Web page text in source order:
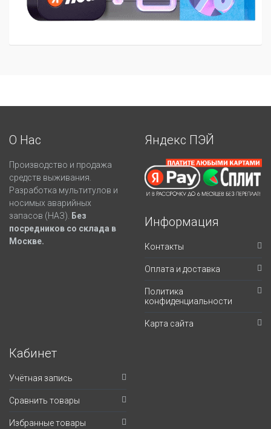
О Нас
Производство и продажа
средств выживания.
Разработка мультитулов и
носимых аварийных
запасов (НАЗ).
Без
посредников со склада в
Москве.
Яндекс ПЭЙ
Информация
Контакты
Оплата и доставка
Политика
конфиденциальности
Карта сайта
Кабинет
Учётная запись
Сравнить товары
Избранные товары